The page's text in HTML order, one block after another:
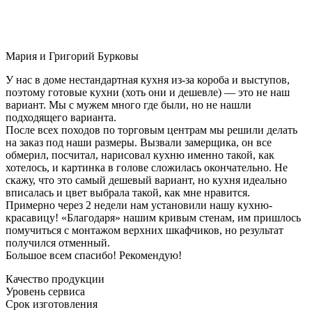
Мария и Григорий Бурковы
У нас в доме нестандартная кухня из-за короба и выступов,
поэтому готовые кухни (хоть они и дешевле) — это не наш
вариант. Мы с мужем много где были, но не нашли
подходящего варианта.
После всех походов по торговым центрам мы решили делать
на заказ под наши размеры. Вызвали замерщика, он все
обмерил, посчитал, нарисовал кухню именно такой, как
хотелось, и картинка в голове сложилась окончательно. Не
скажу, что это самый дешевый вариант, но кухня идеально
вписалась и цвет выбрала такой, как мне нравится.
Примерно через 2 недели нам установили нашу кухню-
красавицу! «Благодаря» нашим кривым стенам, им пришлось
помучиться с монтажом верхних шкафчиков, но результат
получился отменный.
Большое всем спасибо! Рекомендую!
Качество продукции
Уровень сервиса
Срок изготовления